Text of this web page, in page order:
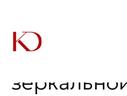
Главная Дизайнеры